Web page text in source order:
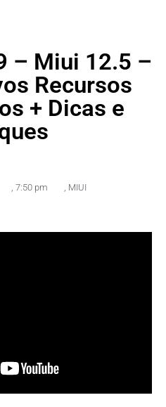
– Miui 12.5 –
Recursos
+ Dicas e
, 7:50 pm , MIUI